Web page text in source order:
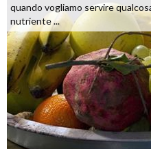
quando vogliamo servire
nutriente ...